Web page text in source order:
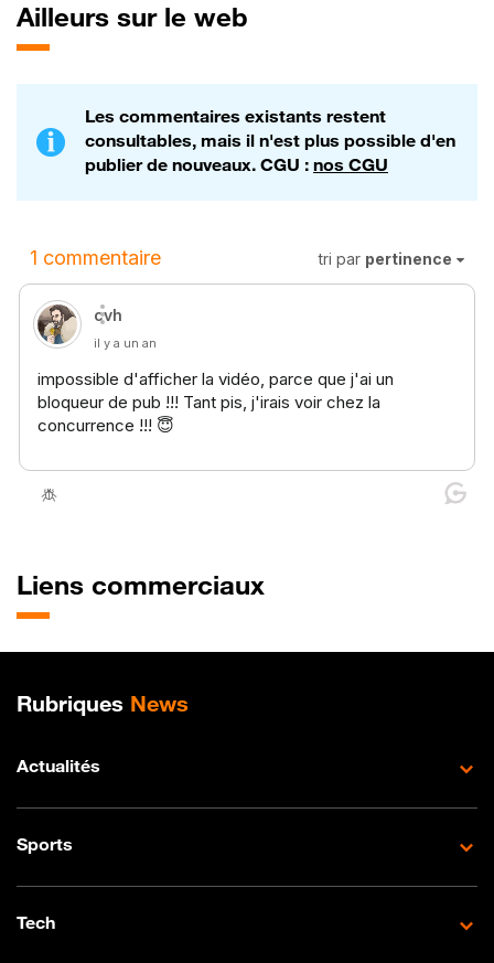
Ailleurs sur le web
Les commentaires existants restent
consultables, mais il n'est plus possible d'en
publier de nouveaux. CGU : nos CGU
Liens commerciaux
Plan de site
Rubriques News
Actualités
Sports
Tech